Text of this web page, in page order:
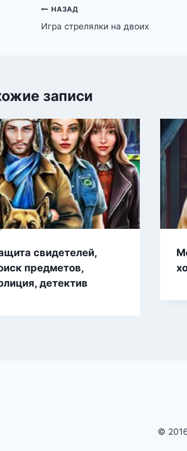
Навигация
по
НАЗАД
Игра стрелялки на двоих
записи
свидетелей,
предметов,
детектив
©